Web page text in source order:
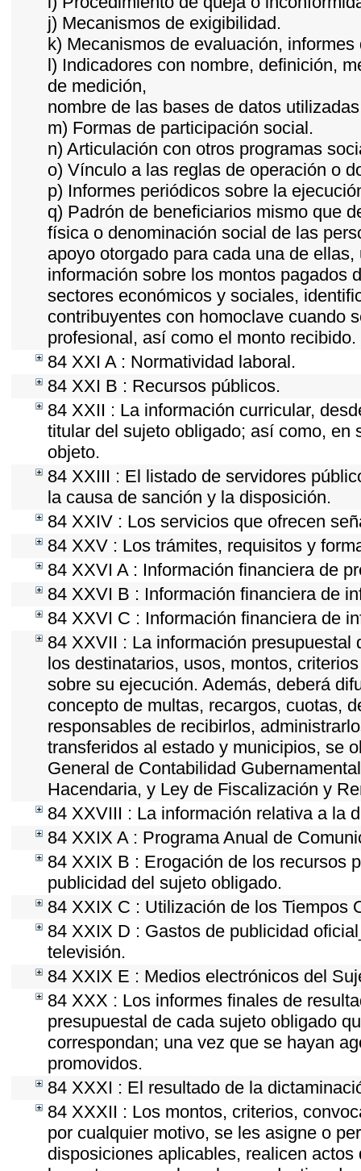
j) Mecanismos de exigibilidad.
k) Mecanismos de evaluación,
l) Indicadores con nombre, definición,
de medición,
nombre de las bases de datos
m) Formas de participación social.
n) Articulación con otros programas
o) Vínculo a las reglas de operación o
p) Informes periódicos sobre la
q) Padrón de beneficiarios mismo que
física o denominación social de las
apoyo otorgado para cada una de
información sobre los montos pagados
sectores económicos y sociales,
contribuyentes con homoclave cuando
profesional, así como el monto recibido.
84 XXI A : Normatividad laboral.
84 XXI B : Recursos públicos.
84 XXII : La información curricular,
titular del sujeto obligado; así como,
objeto.
84 XXIII : El listado de servidores
la causa de sanción y la disposición.
84 XXIV : Los servicios que ofrecen
84 XXV : Los trámites, requisitos y
84 XXVI A : Información financiera de
84 XXVI B : Información financiera de
84 XXVI C : Información financiera de
84 XXVII : La información
los destinatarios, usos, montos,
sobre su ejecución. Además, deberá
concepto de multas, recargos, cuotas,
responsables de recibirlos,
transferidos al estado y municipios, se
General de Contabilidad
Hacendaria, y Ley de Fiscalización y
84 XXVIII : La información relativa a la
84 XXIX A : Programa Anual de
84 XXIX B : Erogación de los recursos
publicidad del sujeto obligado.
84 XXIX C : Utilización de los Tiempos
84 XXIX D : Gastos de publicidad
televisión.
84 XXIX E : Medios electrónicos del
84 XXX : Los informes finales de
presupuestal de cada sujeto obligado
correspondan; una vez que se hayan
promovidos.
84 XXXI : El resultado de la
84 XXXII : Los montos, criterios,
por cualquier motivo, se les asigne o
disposiciones aplicables, realicen